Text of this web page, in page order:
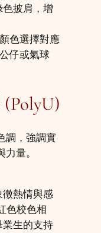
披肩，增
色選擇對應
仔或氣球
調，強調實
量。
徵熱情與感
色校色相
生的支持